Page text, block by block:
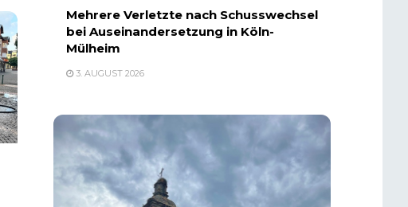
Mehrere Verletzte nach Schusswechsel
bei Auseinandersetzung in Köln-
Mülheim
3. AUGUST 2026